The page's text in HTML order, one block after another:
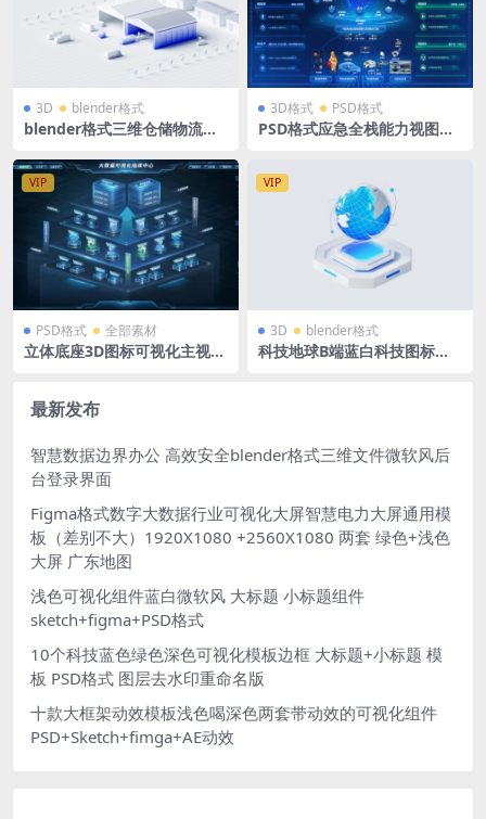
3D blender格式
blender格式三维仓储物流模
3D格式 PSD格式
PSD格式应急全栈能力视图立
VIP
PSD格式 全部素材
立体底座3D图标可视化主视觉
VIP
3D blender格式
科技地球B端蓝白科技图标立
最新发布
智慧数据边界办公 高效安全blender格式三维文件微软风后
台登录界面
Figma格式数字大数据行业可视化大屏智慧电力大屏通用模
板（差别不大）1920X1080 +2560X1080 两套 绿色+浅色
大屏 广东地图
浅色可视化组件蓝白微软风 大标题 小标题组件
sketch+figma+PSD格式
10个科技蓝色绿色深色可视化模板边框 大标题+小标题 模
板 PSD格式 图层去水印重命名版
十款大框架动效模板浅色喝深色两套带动效的可视化组件
PSD+Sketch+fimga+AE动效